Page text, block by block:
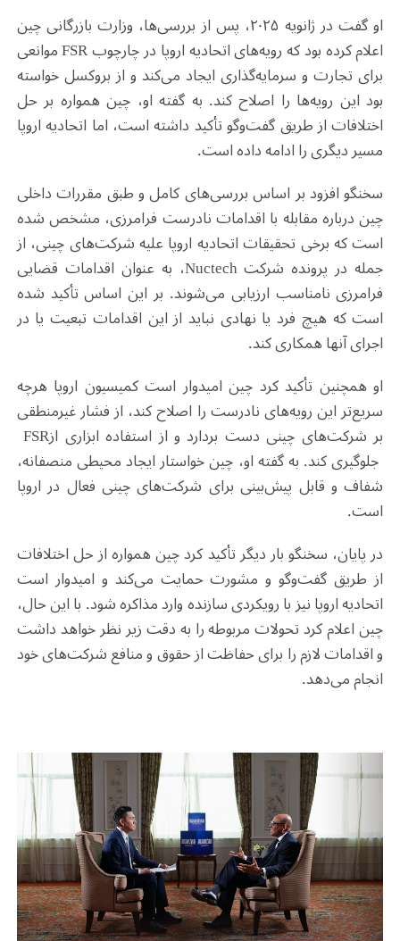
او گفت در ژانویه ۲۰۲۵، پس از بررسی‌ها، وزارت بازرگانی چین
اعلام کرده بود که رویه‌های اتحادیه اروپا در چارچوبFSRموانعی
برای تجارت و سرمایه‌گذاری ایجاد می‌کند و از بروکسل خواسته
بود این رویه‌ها را اصلاح کند. به گفته او، چین همواره بر حل
اختلافات از طریق گفت‌وگو تأکید داشته است، اما اتحادیه اروپا
مسیر دیگری را ادامه داده است.
سخنگو افزود بر اساس بررسی‌های کامل و طبق مقررات داخلی
چین درباره مقابله با اقدامات نادرست فرامرزی، مشخص شده
است که برخی تحقیقات اتحادیه اروپا علیه شرکت‌های چینی، از
جمله در پرونده شرکت Nuctech، به عنوان اقدامات قضایی
فرامرزی نامناسب ارزیابی می‌شوند. بر این اساس تأکید شده
است که هیچ فرد یا نهادی نباید از این اقدامات تبعیت یا در
اجرای آنها همکاری کند.
او همچنین تأکید کرد چین امیدوار است کمیسیون اروپا هرچه
سریع‌تر این رویه‌های نادرست را اصلاح کند، از فشار غیرمنطقی
بر شرکت‌های چینی دست بردارد و از استفاده ابزاری ازFSR
جلوگیری کند. به گفته او، چین خواستار ایجاد محیطی منصفانه،
شفاف و قابل پیش‌بینی برای شرکت‌های چینی فعال در اروپا
است.
در پایان، سخنگو بار دیگر تأکید کرد چین همواره از حل اختلافات
از طریق گفت‌وگو و مشورت حمایت می‌کند و امیدوار است
اتحادیه اروپا نیز با رویکردی سازنده وارد مذاکره شود. با این حال،
چین اعلام کرد تحولات مربوطه را به دقت زیر نظر خواهد داشت
و اقدامات لازم را برای حفاظت از حقوق و منافع شرکت‌های خود
انجام می‌دهد.